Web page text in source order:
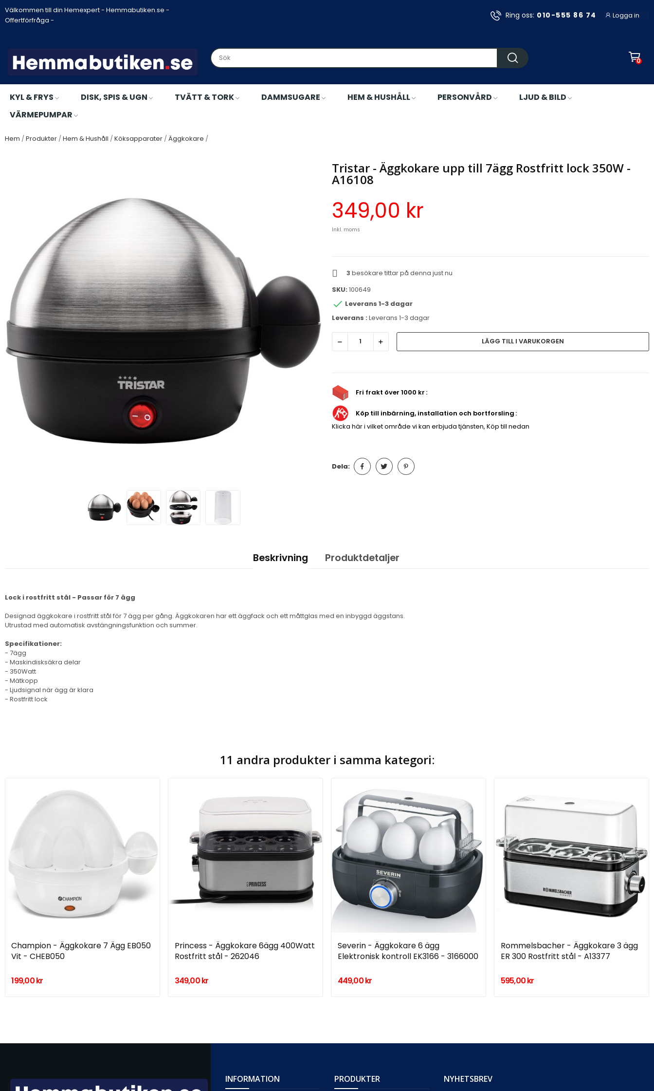
Välkommen till din Hemexpert - Hemmabutiken.se -
Offertförfråga -
Ring oss: 010-555 86 74 Logga in
0
KYL & FRYS DISK, SPIS & UGN TVÄTT & TORK DAMMSUGARE HEM & HUSHÅLL PERSONVÅRD
LJUD & BILD
VÄRMEPUMPAR
Hem Produkter Hem & Hushåll Köksapparater Äggkokare
Tristar - Äggkokare upp till 7ägg Rostfritt lock 350W -
A16108
349,00 kr
Inkl. moms
3 besökare tittar på denna just nu
SKU: 100649
 Leverans 1-3 dagar
Leverans : Leverans 1-3 dagar
LÄGG TILL I VARUKORGEN
Fri frakt över 1000 kr
Köp till inbärning, installation och bortforsling
Klicka här i vilket område vi kan erbjuda tjänsten, Köp till nedan
Dela:
Beskrivning Produktdetaljer
Lock i rostfritt stål - Passar för 7 ägg
Designad äggkokare i rostfritt stål för 7 ägg per gång. Äggkokaren har ett äggfack och ett måttglas med en inbyggd äggstans.
Utrustad med automatisk avstängningsfunktion och summer.
Specifikationer:
- 7ägg
- Maskindisksäkra delar
- 350Watt
- Mätkopp
- Ljudsignal när ägg är klara
- Rostfritt lock
11 andra produkter i samma kategori:
Champion - Äggkokare 7 Ägg EB050
Vit - CHEB050
199,00 kr
Princess - Äggkokare 6ägg 400Watt
Rostfritt stål - 262046
349,00 kr
Severin - Äggkokare 6 ägg
Elektronisk kontroll EK3166 - 3166000
449,00 kr
Rommelsbacher - Äggkokare 3 ägg
ER 300 Rostfritt stål - A13377
595,00 kr
INFORMATION PRODUKTER NYHETSBREV